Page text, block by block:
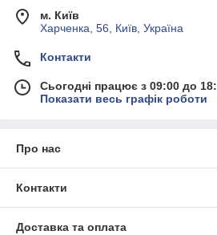
м. Київ
Харченка, 56, Київ, Україна
Контакти
Сьогодні працює з 09:00 до
Показати весь графік роботи
Про нас
Контакти
Доставка та оплата